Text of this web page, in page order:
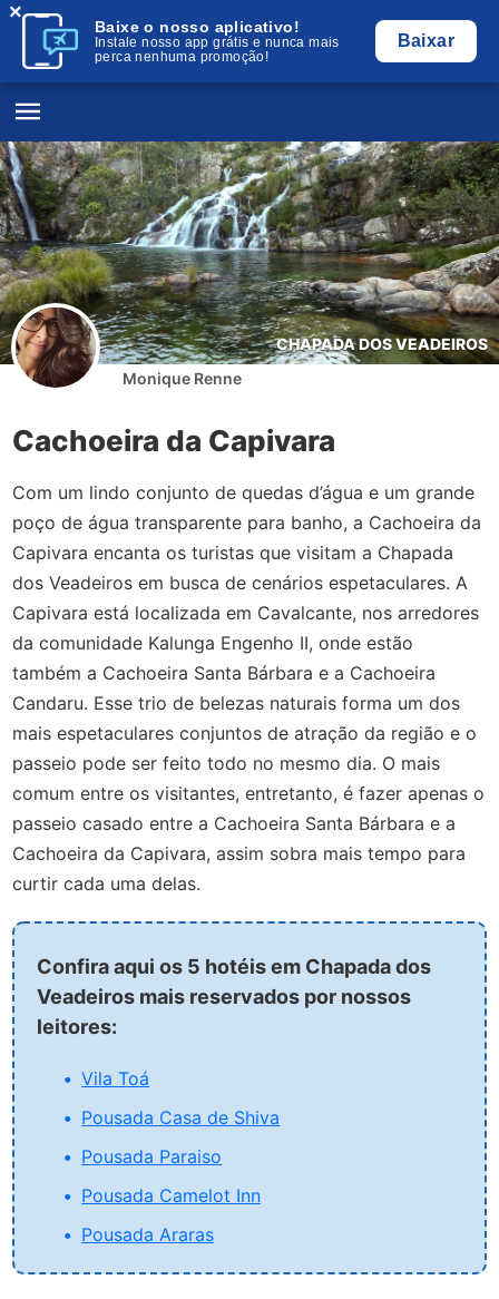
Baixe o nosso aplicativo!
Instale nosso app grátis e nunca mais
perca nenhuma promoção!
Baixar
×
CHAPADA DOS VEADEIROS
Monique Renne
Cachoeira da Capivara
Com um lindo conjunto de quedas d’água e um grande
poço de água transparente para banho, a Cachoeira da
Capivara encanta os turistas que visitam a Chapada
dos Veadeiros em busca de cenários espetaculares. A
Capivara está localizada em Cavalcante, nos arredores
da comunidade Kalunga Engenho II, onde estão
também a Cachoeira Santa Bárbara e a Cachoeira
Candaru. Esse trio de belezas naturais forma um dos
mais espetaculares conjuntos de atração da região e o
passeio pode ser feito todo no mesmo dia. O mais
comum entre os visitantes, entretanto, é fazer apenas o
passeio casado entre a Cachoeira Santa Bárbara e a
Cachoeira da Capivara, assim sobra mais tempo para
curtir cada uma delas.
Confira aqui os 5 hotéis em Chapada dos
Veadeiros mais reservados por nossos
leitores:
Vila Toá
Pousada Casa de Shiva
Pousada Paraiso
Pousada Camelot Inn
Pousada Araras